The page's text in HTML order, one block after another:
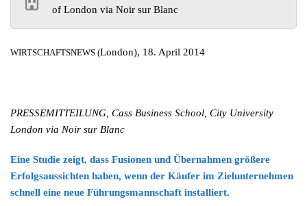
of London via Noir sur Blanc
WIRTSCHAFTSNEWS (London), 18. April 2014
PRESSEMITTEILUNG, Cass Business School, City University
London via Noir sur Blanc
Eine Studie zeigt, dass Fusionen und Übernahmen größere
Erfolgsaussichten haben, wenn der Käufer im Zielunternehmen
schnell eine neue Führungsmannschaft installiert.